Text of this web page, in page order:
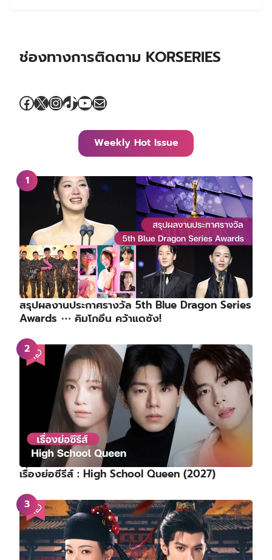
ช่องทางการติดตาม KORSERIES
Facebook
X Instagram
TikTok
YouTube
Mail
Weekly Hot Issue
สรุปผลงานประกาศรางวัล 5th Blue Dragon Series
Awards ⋯ คิมโกอึน คว้าแดซัง!
เรื่องย่อซีรีส์ : High School Queen (2027)